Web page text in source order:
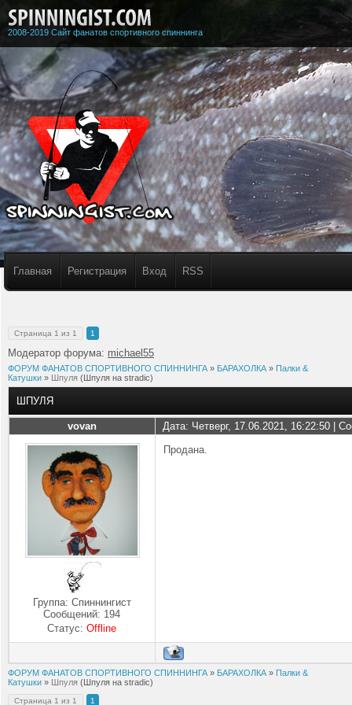
2008-2019 Сайт фанатов спортивного спиннинга
Главная Регистрация Вход RSS
Страница 1 из 1 1
Модератор форума: michael55
ФОРУМ ФАНАТОВ СПОРТИВНОГО СПИННИНГА » БАРАХОЛКА » Палки &
Катушки » Шпуля (Шпуля на stradic)
ШПУЛЯ
vovan Дата: Четверг, 17.06.2021, 16:22:50 |
Группа: Спиннингист
Сообщений: 194
Статус:Offline
Продана.
ФОРУМ ФАНАТОВ СПОРТИВНОГО СПИННИНГА » БАРАХОЛКА » Палки &
Катушки » Шпуля (Шпуля на stradic)
Страница 1 из 1 1